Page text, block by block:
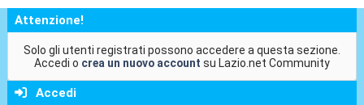
Attenzione!
Solo gli utenti registrati possono accedere a questa sezione.
Accedi o crea un nuovo account su Lazio.net Community
Accedi